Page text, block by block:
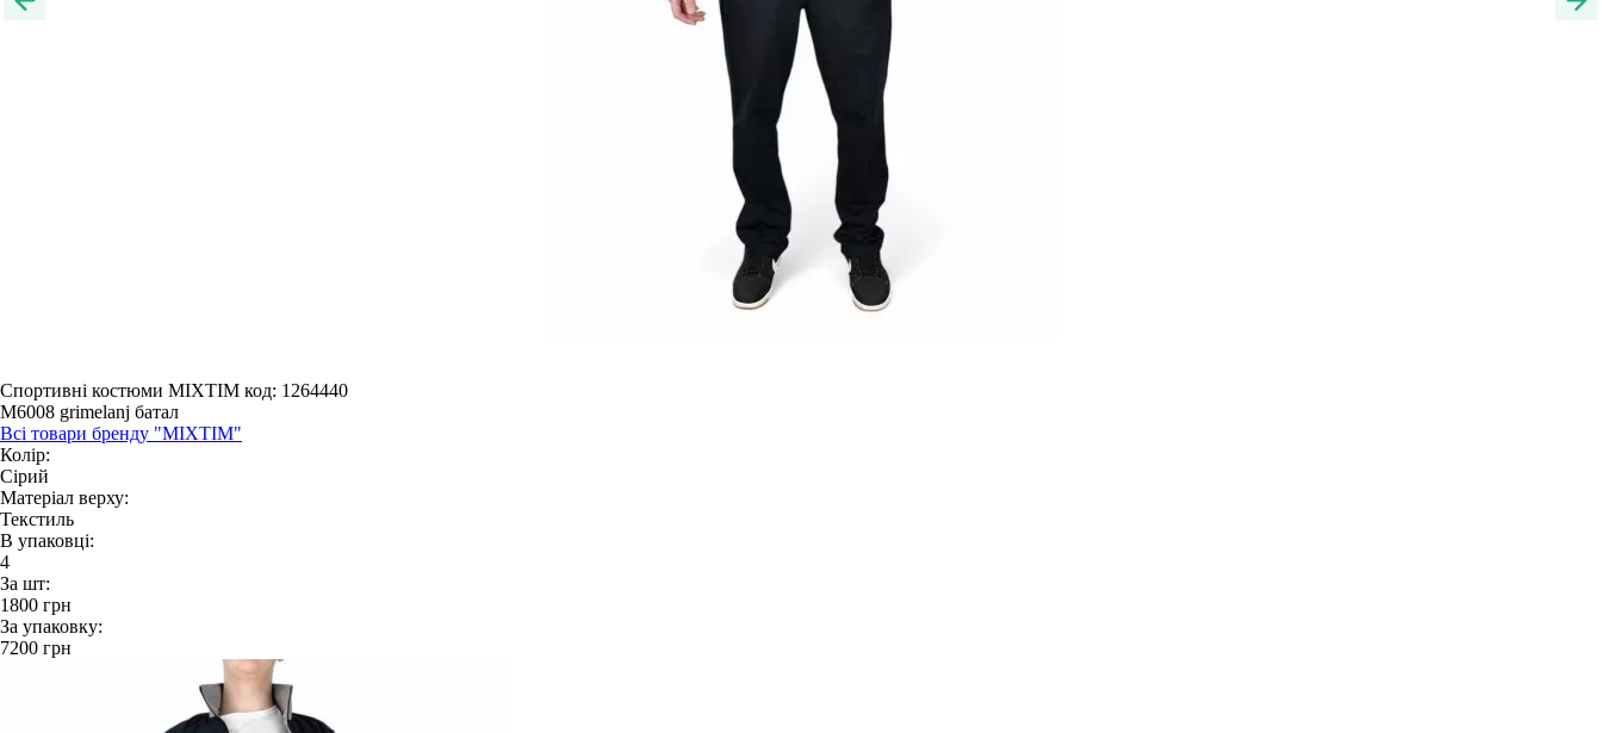
Спортивні костюми MIXTIM код: 1264440
M6008 grimelanj батал
Всі товари бренду "MIXTIM"
Колір:
Сірий
Матеріал верху:
Текстиль
В упаковці:
4
За шт:
1800 грн
За упаковку:
7200 грн